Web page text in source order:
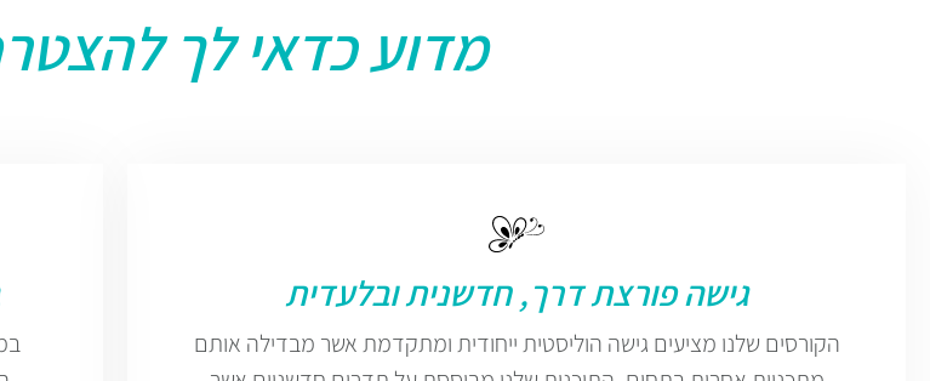
מדוע כדאי לך
גישה פורצת דרך, חדשנית ובלעדית
הקורסים שלנו מציעים גישה הוליסטית ייחודית ומתקדמת אשר מבדילה אותם